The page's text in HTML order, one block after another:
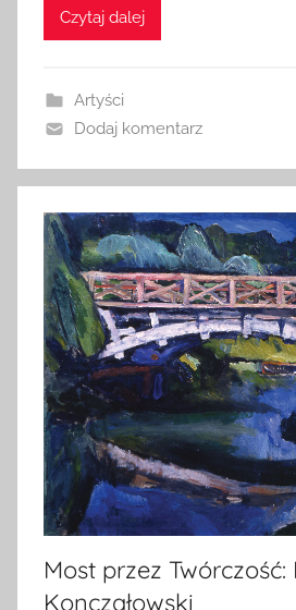
Czytaj dalej
Artyści
Dodaj komentarz
Most przez Twórczość:
Konczałowski